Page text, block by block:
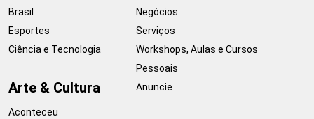
Brasil
Esportes
Ciência e Tecnologia
Arte & Cultura
Aconteceu
Negócios
Serviços
Workshops, Aulas e Cursos
Pessoais
Anuncie